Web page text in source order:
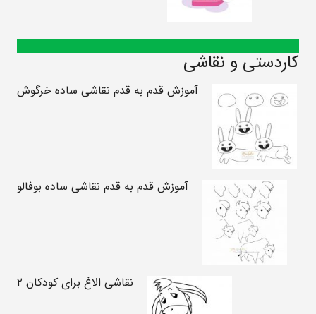
کاردستی و نقاشی
آموزش قدم به قدم نقاشی ساده خرگوش
آموزش قدم به قدم نقاشی ساده بوفالو
نقاشی الاغ برای کودکان ۲